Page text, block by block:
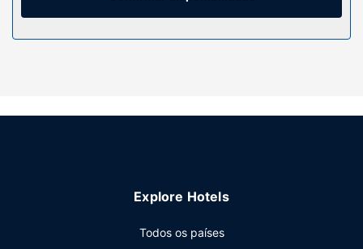
incluindo Wi-fi grátis e uma área para piqueniques.
Há estacionamento grátis no local.
Explore Hotels
Todos os países